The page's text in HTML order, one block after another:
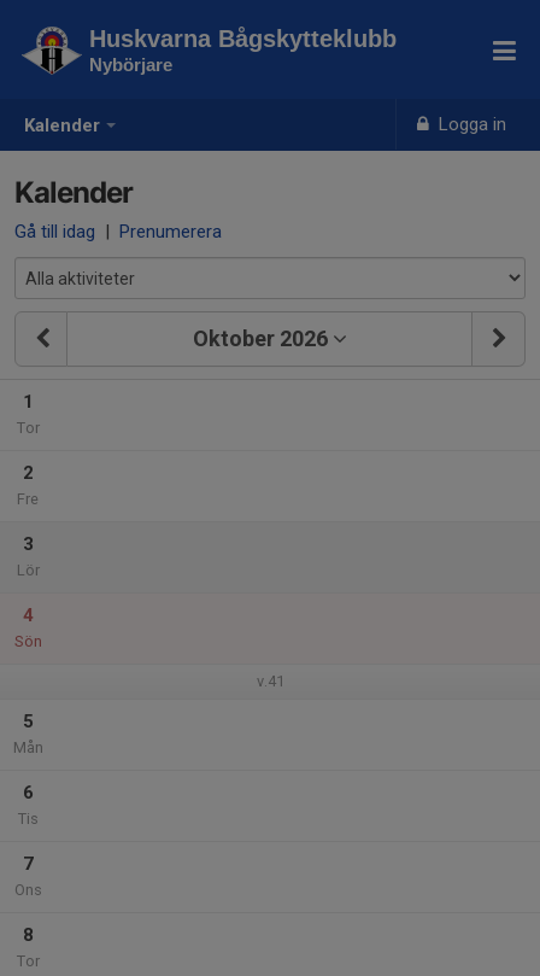
Kalender Logga in
Huskvarna Bågskytteklubb
Nybörjare
Kalender
Gå till idag | Prenumerera
Oktober 2026
1
Tor
2
Fre
3
Lör
4
Sön
v.41
5
Mån
6
Tis
7
Ons
8
Tor